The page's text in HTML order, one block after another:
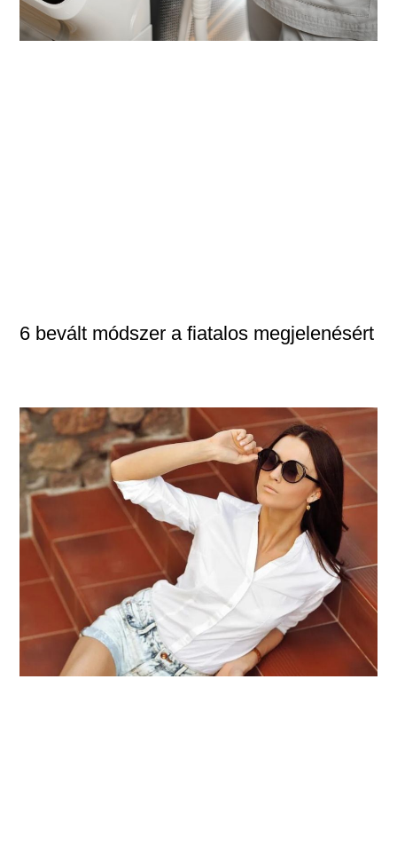
6 bevált módszer a fiatalos megjelenésért